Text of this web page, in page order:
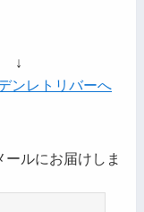
↓
ルにお届けしま